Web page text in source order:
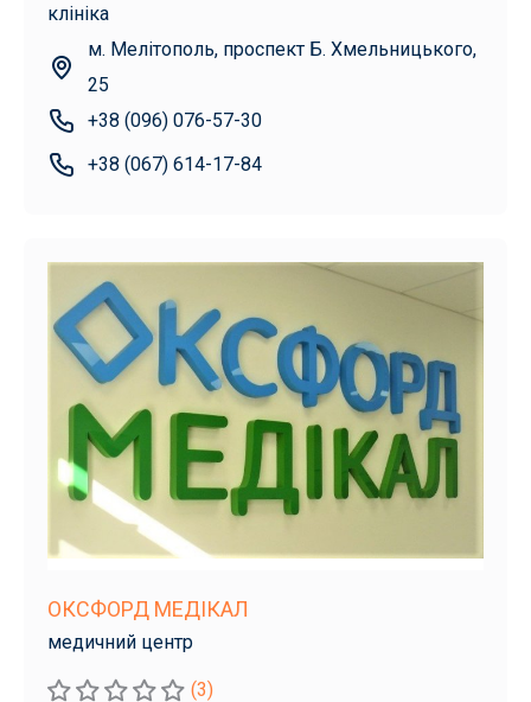
клініка
м. Мелітополь, проспект Б. Хмельницького,
25
+38 (096) 076-57-30
+38 (067) 614-17-84
ОКСФОРД МЕДІКАЛ
медичний центр
(3)